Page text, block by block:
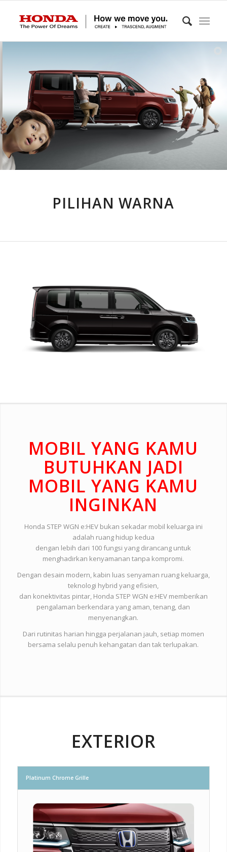
PILIHAN WARNA
MOBIL YANG KAMU
BUTUHKAN JADI
MOBIL YANG KAMU
INGINKAN
Honda STEP WGN e:HEV bukan sekadar mobil keluarga ini
adalah ruang hidup kedua
dengan lebih dari 100 fungsi yang dirancang untuk
menghadirkan kenyamanan tanpa kompromi.
Dengan desain modern, kabin luas senyaman ruang keluarga,
teknologi hybrid yang efisien,
dan konektivitas pintar, Honda STEP WGN e:HEV memberikan
pengalaman berkendara yang aman, tenang, dan
menyenangkan.
Dari rutinitas harian hingga perjalanan jauh, setiap momen
bersama selalu penuh kehangatan dan tak terlupakan.
EXTERIOR
Platinum Chrome Grille